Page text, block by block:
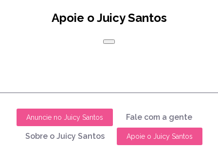
Apoie o Juicy Santos
Anuncie no Juicy Santos Fale com a gente
Sobre o Juicy Santos Apoie o Juicy Santos